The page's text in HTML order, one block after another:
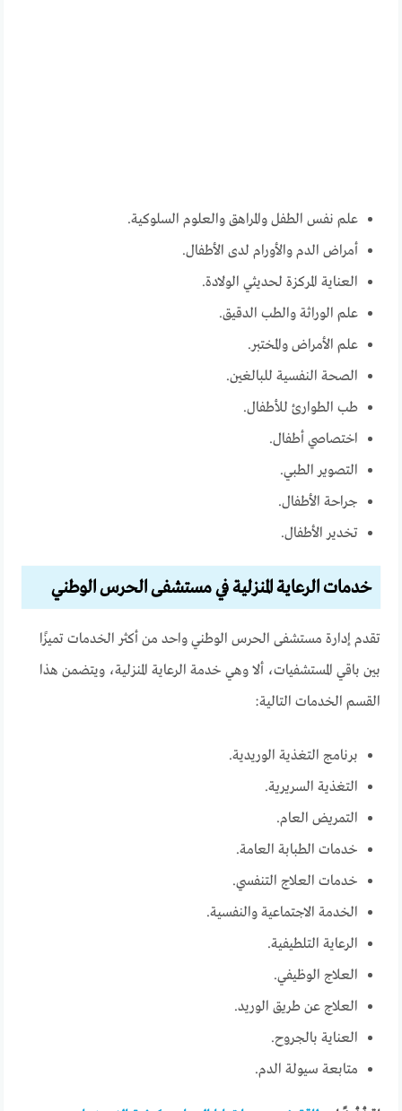
علم نفس الطفل والمراهق والعلوم السلوكية.
أمراض الدم والأورام لدى الأطفال.
العناية المركزة لحديثي الولادة.
علم الوراثة والطب الدقيق.
علم الأمراض والمختبر.
الصحة النفسية للبالغين.
طب الطوارئ للأطفال.
اختصاصي أطفال.
التصوير الطبي.
جراحة الأطفال.
تخدير الأطفال.
خدمات الرعاية المنزلية في مستشفى الحرس الوطني
تقدم إدارة مستشفى الحرس الوطني واحد من أكثر الخدمات تميزًا
بين باقي المستشفيات، ألا وهي خدمة الرعاية المنزلية، ويتضمن هذا
القسم الخدمات التالية:
برنامج التغذية الوريدية.
التغذية السريرية.
التمريض العام.
خدمات الطبابة العامة.
خدمات العلاج التنفسي.
الخدمة الاجتماعية والنفسية.
الرعاية التلطيفية.
العلاج الوظيفي.
العلاج عن طريق الوريد.
العناية بالجروح.
متابعة سيولة الدم.